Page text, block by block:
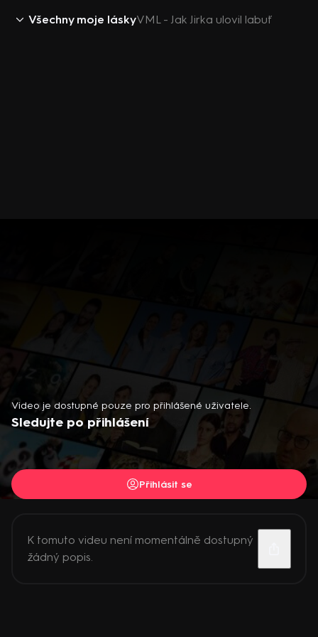
Všechny moje láskyVML - Jak Jirka ulovil labuť
Video je dostupné pouze pro přihlášené uživatele.
Sledujte po přihlášení
Přihlásit se
K tomuto videu není momentálně dostupný
žádný popis.